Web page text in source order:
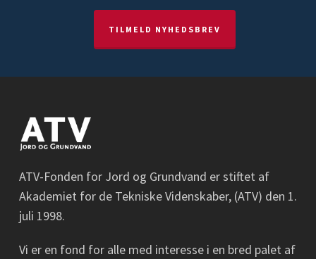
TILMELD NYHEDSBREV
ATV-Fonden for Jord og Grundvand er stiftet af
Akademiet for de Tekniske Videnskaber, (ATV) den 1.
juli 1998.
Vi er en fond for alle med interesse i en bred palet af